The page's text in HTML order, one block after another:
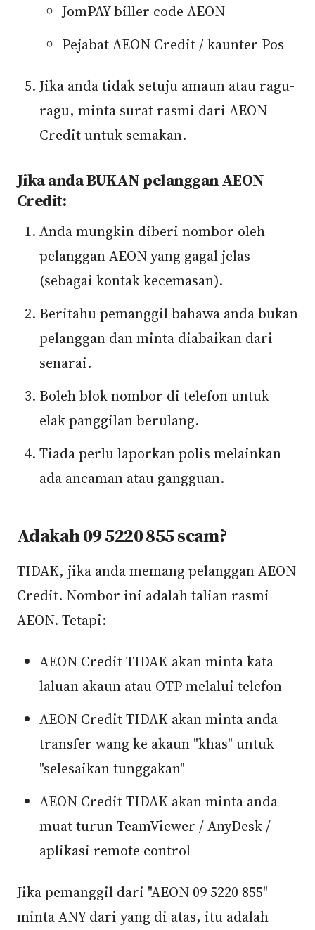
JomPAY biller code AEON
Pejabat AEON Credit / kaunter Pos
Jika anda tidak setuju amaun atau ragu-
ragu, minta surat rasmi dari AEON
Credit untuk semakan.
Jika anda BUKAN pelanggan AEON
Credit:
Anda mungkin diberi nombor oleh
pelanggan AEON yang gagal jelas
(sebagai kontak kecemasan).
Beritahu pemanggil bahawa anda bukan
pelanggan dan minta diabaikan dari
senarai.
Boleh blok nombor di telefon untuk
elak panggilan berulang.
Tiada perlu laporkan polis melainkan
ada ancaman atau gangguan.
Adakah 09 5220 855 scam?
TIDAK, jika anda memang pelanggan AEON
Credit. Nombor ini adalah talian rasmi
AEON. Tetapi:
AEON Credit TIDAK akan minta kata
laluan akaun atau OTP melalui telefon
AEON Credit TIDAK akan minta anda
transfer wang ke akaun "khas" untuk
"selesaikan tunggakan"
AEON Credit TIDAK akan minta anda
muat turun TeamViewer / AnyDesk /
aplikasi remote control
Jika pemanggil dari "AEON 09 5220 855"
minta ANY dari yang di atas, itu adalah